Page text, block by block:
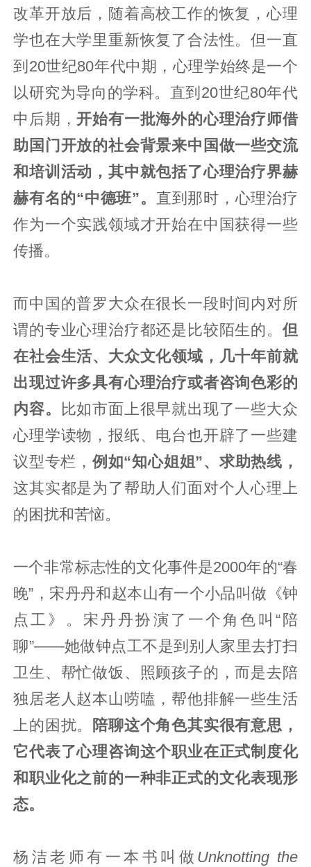
改革开放后，随着高校工作的恢复，心理
学也在大学里重新恢复了合法性。但一直
到20世纪80年代中期，心理学始终是一个
以研究为导向的学科。直到20世纪80年代
中后期，开始有一批海外的心理治疗师借
助国门开放的社会背景来中国做一些交流
和培训活动，其中就包括了心理治疗界赫
赫有名的“中德班”。 直到那时，心理治疗
作为一个实践领域才开始在中国获得一些
传播。
而中国的普罗大众在很长一段时间内对所
谓的专业心理治疗都还是比较陌生的。 但
在社会生活、大众文化领域，几十年前就
出现过许多具有心理治疗或者咨询色彩的
内容。
比如市面上很早就出现了一些大众
心理学读物，报纸、电台也开辟了一些建
议型专栏， 例如“知心姐姐”、求助热线，
这其实都是为了帮助人们面对个人心理上
的困扰和苦恼。
一个非常标志性的文化事件是2000年的“春
晚”，宋丹丹和赵本山有一个小品叫做《钟
点工》。宋丹丹扮演了一个角色叫“陪
聊”——她做钟点工不是到别人家里去打扫
卫生、帮忙做饭、照顾孩子的，而是去陪
独居老人赵本山唠嗑，帮他排解一些生活
上的困扰。
陪聊这个角色其实很有意思，
它代表了心理咨询这个职业在正式制度化
和职业化之前的一种非正式的文化表现形
态。
杨洁老师有一本书叫做 Unknotting the